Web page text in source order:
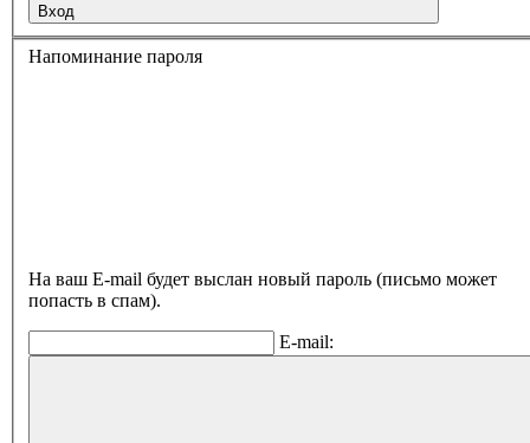
Вход
Напоминание пароля
На ваш E-mail будет выслан новый пароль (письмо может
попасть в спам).
E-mail: